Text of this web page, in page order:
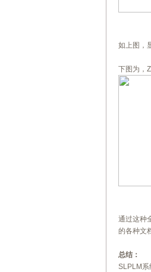
如上图，
下图为，
通过这种
的各种文
总结：
SLPLM系